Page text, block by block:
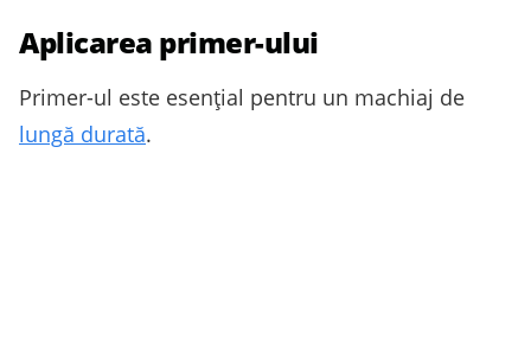
Aplicarea primer-ului
Primer-ul este esențial pentru un machiaj de
lungă durată.